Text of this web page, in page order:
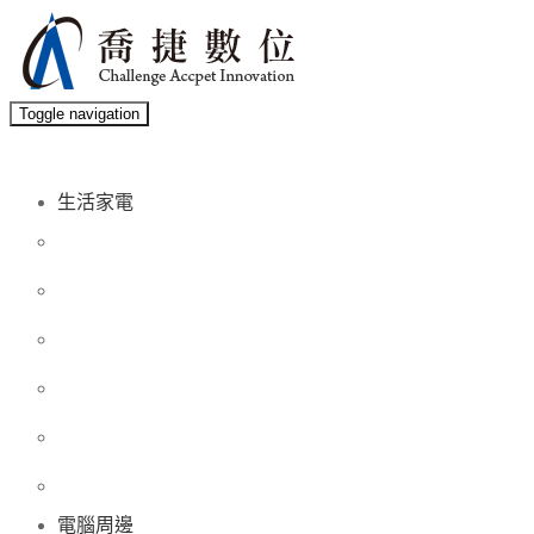
Toggle navigation
生活家電
電腦周邊